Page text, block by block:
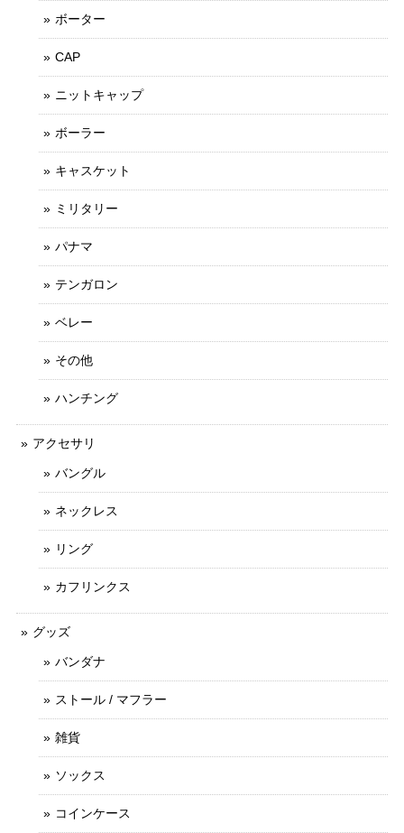
ボーター
CAP
ニットキャップ
ボーラー
キャスケット
ミリタリー
パナマ
テンガロン
ベレー
その他
ハンチング
アクセサリ
バングル
ネックレス
リング
カフリンクス
グッズ
バンダナ
ストール / マフラー
雑貨
ソックス
コインケース